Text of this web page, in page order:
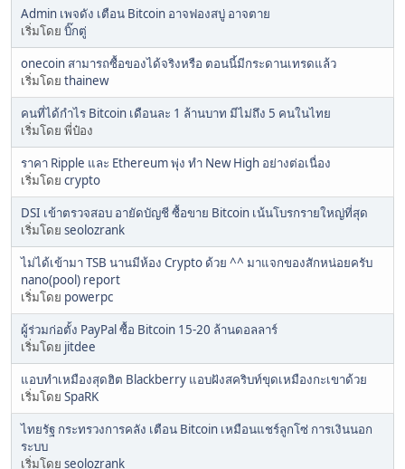
Admin เพจดัง เตือน Bitcoin อาจฟองสบู่ อาจตาย
เริ่มโดย บิ๊กตู่
onecoin สามารถซื้อของได้จริงหรือ ตอนนี้มีกระดานเทรดแล้ว
เริ่มโดย thainew
คนที่ได้กำไร Bitcoin เดือนละ 1 ล้านบาท มีไม่ถึง 5 คนในไทย
เริ่มโดย พี่ป๋อง
ราคา Ripple และ Ethereum พุ่ง ทำ New High อย่างต่อเนื่อง
เริ่มโดย crypto
DSI เข้าตรวจสอบ อายัดบัญชี ซื้อขาย Bitcoin เน้นโบรกรายใหญ่ที่สุด
เริ่มโดย seolozrank
ไม่ได้เข้ามา TSB นานมีห้อง Crypto ด้วย ^^ มาแจกของสักหน่อยครับ
nano(pool) report
เริ่มโดย powerpc
ผู้ร่วมก่อตั้ง PayPal ซื้อ Bitcoin 15-20 ล้านดอลลาร์
เริ่มโดย jitdee
แอบทำเหมืองสุดฮิต Blackberry แอบฝังสคริบท์ขุดเหมืองกะเขาด้วย
เริ่มโดย SpaRK
ไทยรัฐ กระทรวงการคลัง เตือน Bitcoin เหมือนแชร์ลูกโซ่ การเงินนอก
ระบบ
เริ่มโดย seolozrank